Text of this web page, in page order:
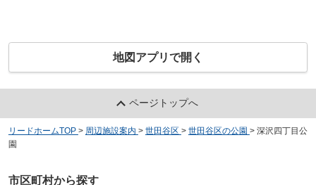
地図アプリで開く
ページトップへ
リードホームTOP > 周辺施設案内 > 世田谷区 > 世田谷区の公園 > 深沢四丁目公
園
市区町村から探す